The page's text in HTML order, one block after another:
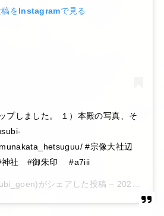
稿をInstagramで見る
プしました。 １）本殿の写真、そ
#宗像大社辺
社 #御朱印 #a7iii
がシェアした投稿 – 2020年 6月月6日午後10時15分PDT